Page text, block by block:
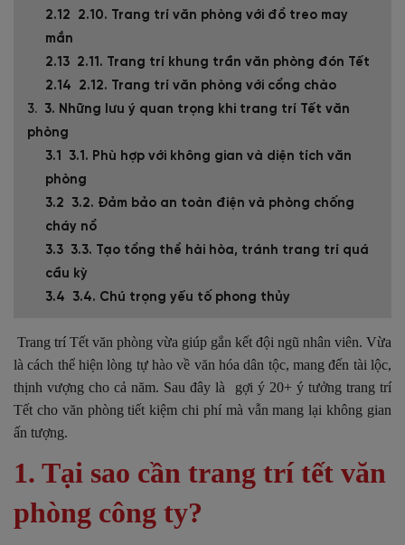
2.10. Trang trí văn phòng với đồ treo may
mắn
2.11. Trang trí khung trần văn phòng đón Tết
2.12. Trang trí văn phòng với cổng chào
3. Những lưu ý quan trọng khi trang trí Tết văn
phòng
3.1. Phù hợp với không gian và diện tích văn
phòng
3.2. Đảm bảo an toàn điện và phòng chống
cháy nổ
3.3. Tạo tổng thể hài hòa, tránh trang trí quá
cầu kỳ
3.4. Chú trọng yếu tố phong thủy
Trang trí Tết văn phòng vừa giúp gắn kết đội ngũ nhân viên. Vừa
là cách thể hiện lòng tự hào về văn hóa dân tộc, mang đến tài lộc,
thịnh vượng cho cả năm. Sau đây là gợi ý 20+ ý tưởng trang trí
Tết cho văn phòng tiết kiệm chi phí mà vẫn mang lại không gian
ấn tượng.
1. Tại sao cần trang trí tết văn
phòng công ty?